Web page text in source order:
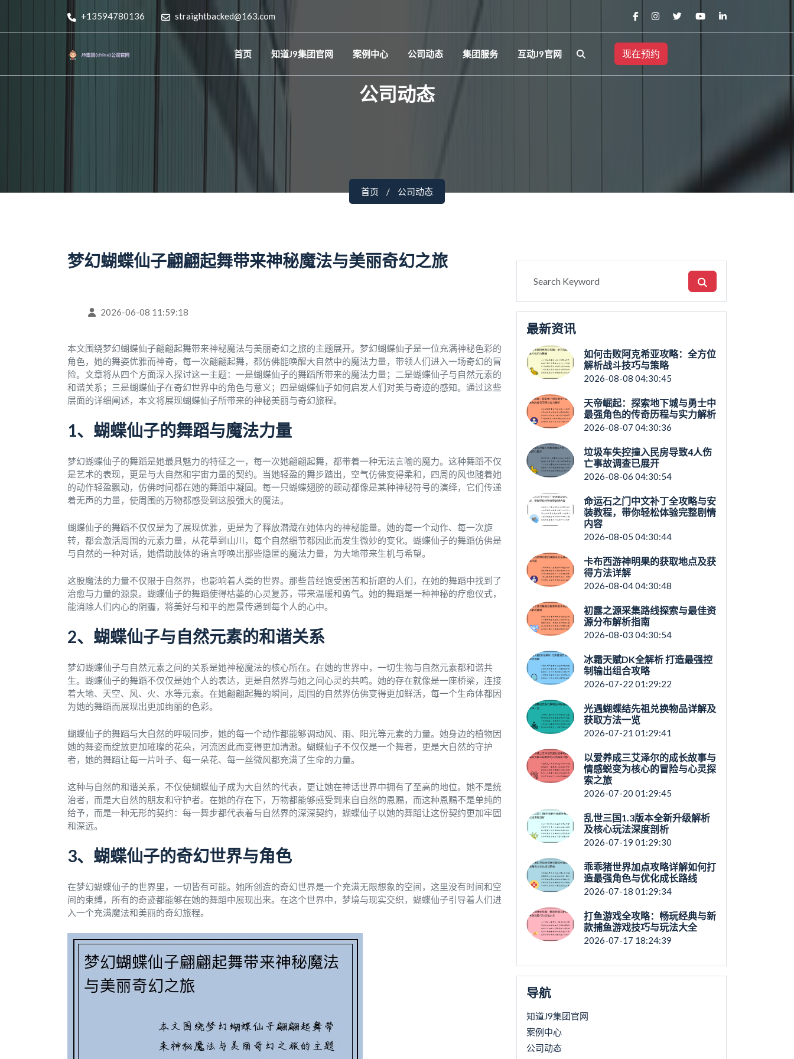
+13594780136 straightbacked@163.com
首页 知道J9集团官网 案例中心 公司动态 集团服务 互动J9官网 现在预约
公司动态
首页 公司动态
梦幻蝴蝶仙子翩翩起舞带来神秘魔法与美丽奇幻之旅
2026-06-08 11:59:18
本文围绕梦幻蝴蝶仙子翩翩起舞带来神秘魔法与美丽奇幻之旅的主题展开。梦幻蝴蝶仙子是一位充满神秘色彩的
角色，她的舞姿优雅而神奇，每一次翩翩起舞，都仿佛能唤醒大自然中的魔法力量，带领人们进入一场奇幻的冒
险。文章将从四个方面深入探讨这一主题：一是蝴蝶仙子的舞蹈所带来的魔法力量；二是蝴蝶仙子与自然元素的
和谐关系；三是蝴蝶仙子在奇幻世界中的角色与意义；四是蝴蝶仙子如何启发人们对美与奇迹的感知。通过这些
层面的详细阐述，本文将展现蝴蝶仙子所带来的神秘美丽与奇幻旅程。
1、蝴蝶仙子的舞蹈与魔法力量
梦幻蝴蝶仙子的舞蹈是她最具魅力的特征之一，每一次她翩翩起舞，都带着一种无法言喻的魔力。这种舞蹈不仅
是艺术的表现，更是与大自然和宇宙力量的契约。当她轻盈的舞步踏出，空气仿佛变得柔和，四周的风也随着她
的动作轻盈飘动，仿佛时间都在她的舞蹈中凝固。每一只蝴蝶翅膀的颤动都像是某种神秘符号的演绎，它们传递
着无声的力量，使周围的万物都感受到这股强大的魔法。
蝴蝶仙子的舞蹈不仅仅是为了展现优雅，更是为了释放潜藏在她体内的神秘能量。她的每一个动作、每一次旋
转，都会激活周围的元素力量，从花草到山川，每个自然细节都因此而发生微妙的变化。蝴蝶仙子的舞蹈仿佛是
与自然的一种对话，她借助肢体的语言呼唤出那些隐匿的魔法力量，为大地带来生机与希望。
这股魔法的力量不仅限于自然界，也影响着人类的世界。那些曾经饱受困苦和折磨的人们，在她的舞蹈中找到了
治愈与力量的源泉。蝴蝶仙子的舞蹈使得枯萎的心灵复苏，带来温暖和勇气。她的舞蹈是一种神秘的疗愈仪式，
能消除人们内心的阴霾，将美好与和平的愿景传递到每个人的心中。
2、蝴蝶仙子与自然元素的和谐关系
梦幻蝴蝶仙子与自然元素之间的关系是她神秘魔法的核心所在。在她的世界中，一切生物与自然元素都和谐共
生。蝴蝶仙子的舞蹈不仅仅是她个人的表达，更是自然界与她之间心灵的共鸣。她的存在就像是一座桥梁，连接
着大地、天空、风、火、水等元素。在她翩翩起舞的瞬间，周围的自然界仿佛变得更加鲜活，每一个生命体都因
为她的舞蹈而展现出更加绚丽的色彩。
蝴蝶仙子的舞蹈与大自然的呼吸同步，她的每一个动作都能够调动风、雨、阳光等元素的力量。她身边的植物因
她的舞姿而绽放更加璀璨的花朵，河流因此而变得更加清澈。蝴蝶仙子不仅仅是一个舞者，更是大自然的守护
者，她的舞蹈让每一片叶子、每一朵花、每一丝微风都充满了生命的力量。
这种与自然的和谐关系，不仅使蝴蝶仙子成为大自然的代表，更让她在神话世界中拥有了至高的地位。她不是统
治者，而是大自然的朋友和守护者。在她的存在下，万物都能够感受到来自自然的恩赐，而这种恩赐不是单纯的
给予，而是一种无形的契约：每一舞步都代表着与自然界的深深契约，蝴蝶仙子以她的舞蹈让这份契约更加牢固
和深远。
3、蝴蝶仙子的奇幻世界与角色
在梦幻蝴蝶仙子的世界里，一切皆有可能。她所创造的奇幻世界是一个充满无限想象的空间，这里没有时间和空
间的束缚，所有的奇迹都能够在她的舞蹈中展现出来。在这个世界中，梦境与现实交织，蝴蝶仙子引导着人们进
入一个充满魔法和美丽的奇幻旅程。
最新资讯
如何击败阿克希亚攻略：全方位
解析战斗技巧与策略
2026-08-08 04:30:45
天帝崛起：探索地下城与勇士中
最强角色的传奇历程与实力解析
2026-08-07 04:30:36
垃圾车失控撞入民房导致4人伤
亡事故调查已展开
2026-08-06 04:30:54
命运石之门中文补丁全攻略与安
装教程，带你轻松体验完整剧情
内容
2026-08-05 04:30:44
卡布西游神明果的获取地点及获
得方法详解
2026-08-04 04:30:48
初露之源采集路线探索与最佳资
源分布解析指南
2026-08-03 04:30:54
冰霜天赋DK全解析 打造最强控
制输出组合攻略
2026-07-22 01:29:22
光遇蝴蝶结先祖兑换物品详解及
获取方法一览
2026-07-21 01:29:41
以爱养成三艾泽尔的成长故事与
情感蜕变为核心的冒险与心灵探
索之旅
2026-07-20 01:29:45
乱世三国1.3版本全新升级解析
及核心玩法深度剖析
2026-07-19 01:29:30
乖乖猪世界加点攻略详解如何打
造最强角色与优化成长路线
2026-07-18 01:29:34
打鱼游戏全攻略：畅玩经典与新
款捕鱼游戏技巧与玩法大全
2026-07-17 18:24:39
导航
知道J9集团官网
案例中心
公司动态